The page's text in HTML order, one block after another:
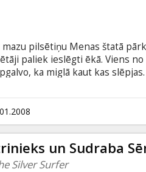
pilsētiņu Menas štatā
paliek ieslēgti ēkā. Viens
ka miglā kaut kas
lietu patiesību un
patiešām kalpo kā patvērums
Stīvena Kinga stāsta
un Sudraba
Silver Surfer